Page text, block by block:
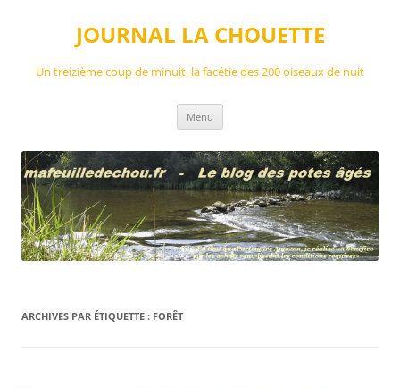
JOURNAL LA CHOUETTE
Un treizième coup de minuit, la facétie des 200 oiseaux de nuit
Menu
ARCHIVES PAR ÉTIQUETTE : FORÊT